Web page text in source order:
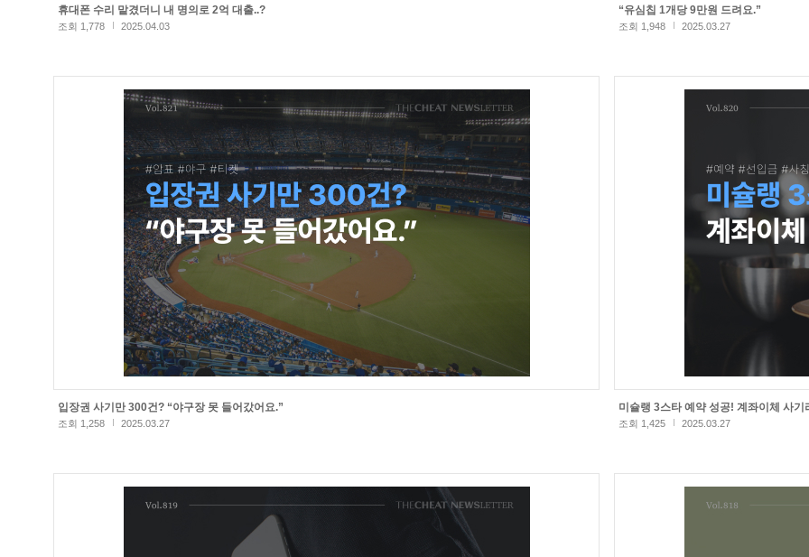
휴대폰 수리 맡겼더니 내 명의로 2억 대출..?
조회 1,778 2025.04.03
“유심칩 1개당 9만원 드려요.”
조회 1,948 2025.03.27
입장권 사기만 300건? “야구장 못 들어갔어요.”
조회 1,258 2025.03.27
미슐랭 3스타 예약 성공! 계좌이체 사기
조회 1,425 2025.03.27